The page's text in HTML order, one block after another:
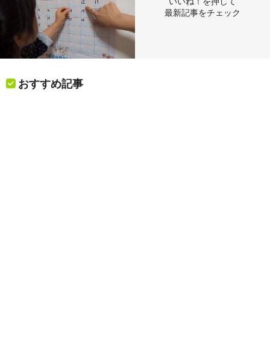
最新記事をチェック
おすすめ記事